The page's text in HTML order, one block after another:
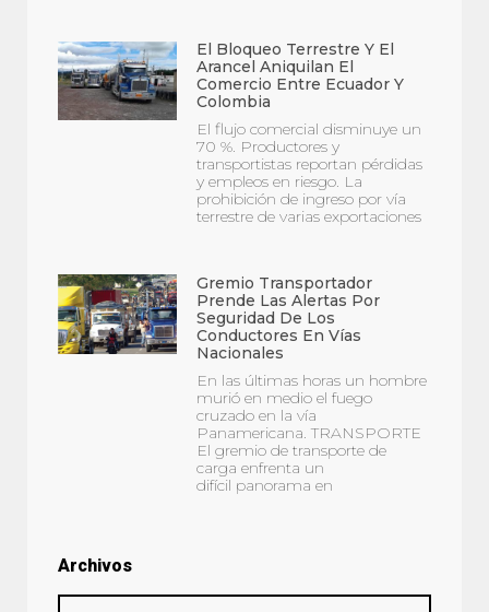
El Bloqueo Terrestre Y El
Arancel Aniquilan El
Comercio Entre Ecuador Y
Colombia
El flujo comercial disminuye un
70 %. Productores y
transportistas reportan pérdidas
y empleos en riesgo. La
prohibición de ingreso por vía
terrestre de varias exportaciones
Gremio Transportador
Prende Las Alertas Por
Seguridad De Los
Conductores En Vías
Nacionales
En las últimas horas un hombre
murió en medio el fuego
cruzado en la vía
Panamericana. TRANSPORTE
El gremio de transporte de
carga enfrenta un
difícil panorama en
Archivos